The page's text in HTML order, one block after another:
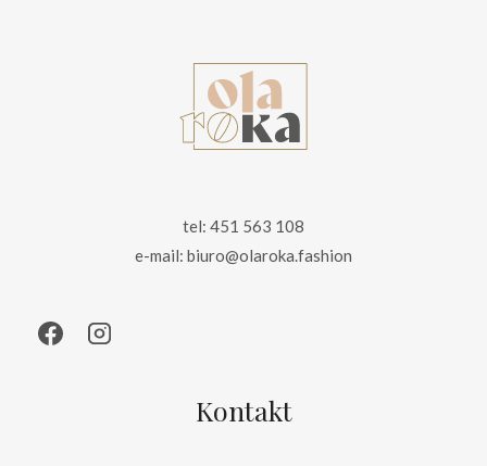
tel: 451 563 108
e-mail: biuro@olaroka.fashion
Kontakt